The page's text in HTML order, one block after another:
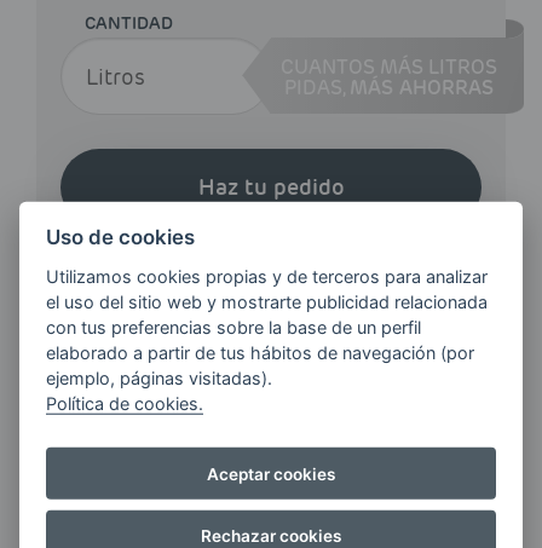
CANTIDAD
CUANTOS MÁS LITROS
MÁS AHORRAS
Haz tu pedido
¿QUIERES ESTAR AL DÍA DE
LAS
E-MAIL
Uso de cookies
Utilizamos cookies propias y de terceros para analizar
el uso del sitio web y mostrarte publicidad relacionada
con tus preferencias sobre la base de un perfil
elaborado a partir de tus hábitos de navegación (por
ejemplo, páginas visitadas).
Política de cookies.
Aceptar cookies
Rechazar cookies